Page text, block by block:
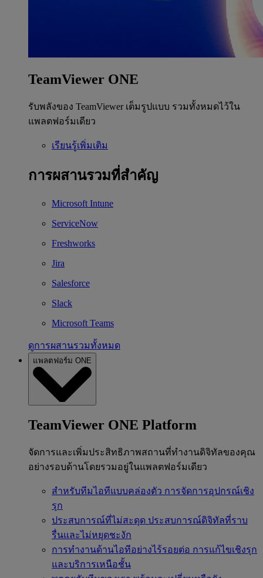
TeamViewer ONE
รับพลังของ TeamViewer เต็มรูปแบบ รวมทั้งหมดไว้ใน
แพลตฟอร์มเดียว
เรียนรู้เพิ่มเติม
การผสานรวมที่สำคัญ
Microsoft Intune
ServiceNow
Freshworks
Jira
Salesforce
Slack
Microsoft Teams
ดูการผสานรวมทั้งหมด
แพลตฟอร์ม ONE
TeamViewer ONE Platform
จัดการและเพิ่มประสิทธิภาพสถานที่ทำงานดิจิทัลของคุณ
อย่างรอบด้านโดยรวมอยู่ในแพลตฟอร์มเดียว
สำหรับทีมไอทีแบบคล่องตัว การจัดการอุปกรณ์เชิง
รุก
ประสบการณ์ที่ไม่สะดุด ประสบการณ์ดิจิทัลที่ราบ
รื่นและไม่หยุดชะงัก
การทำงานด้านไอทีอย่างไร้รอยต่อ การแก้ไขเชิงรุก
และบริการเหนือชั้น